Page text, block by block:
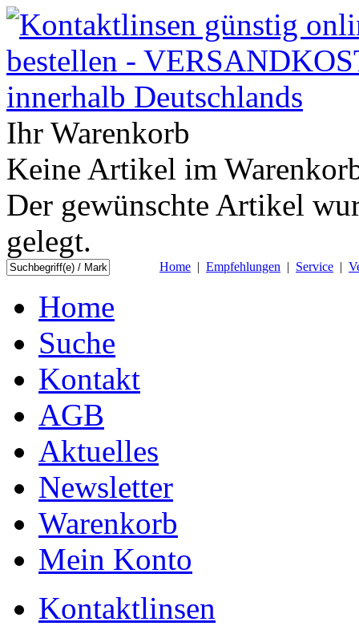
Ihr Warenkorb
Keine Artikel im
Der gewünschte Artikel
gelegt.
Home | Empfehlungen | Service |
Home
Suche
Kontakt
AGB
Aktuelles
Newsletter
Warenkorb
Mein Konto
Kontaktlinsen